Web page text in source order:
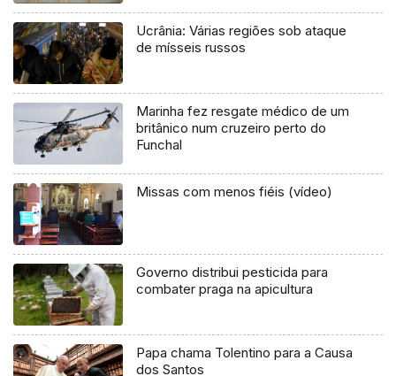
Ucrânia: Várias regiões sob ataque
de mísseis russos
Marinha fez resgate médico de um
britânico num cruzeiro perto do
Funchal
Missas com menos fiéis (vídeo)
Governo distribui pesticida para
combater praga na apicultura
Papa chama Tolentino para a Causa
dos Santos